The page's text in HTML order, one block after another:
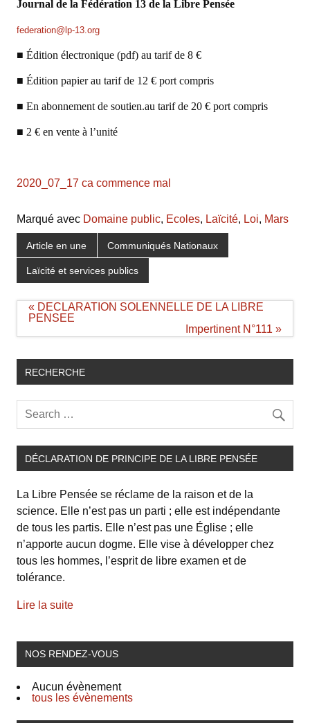
Journal de la Fédération 13 de la Libre Pensée
federation@lp-13.org
■ Édition électronique (pdf) au tarif de 8 €
■ Édition papier au tarif de 12 € port compris
■ En abonnement de soutien.au tarif de 20 € port compris
■ 2 € en vente à l’unité
2020_07_17 ca commence mal
Marqué avec Domaine public, Ecoles, Laïcité, Loi, Mars
Article en une Communiqués Nationaux
Laïcité et services publics
Navigation
de
« DECLARATION SOLENNELLE DE LA LIBRE
PENSEE
Impertinent N°111 »
RECHERCHE
DÉCLARATION DE PRINCIPE DE LA LIBRE PENSÉE
La Libre Pensée se réclame de la raison et de la
science. Elle n’est pas un parti ; elle est indépendante
de tous les partis. Elle n’est pas une Église ; elle
n’apporte aucun dogme. Elle vise à développer chez
tous les hommes, l’esprit de libre examen et de
tolérance.
Lire la suite
NOS RENDEZ-VOUS
Aucun évènement
tous les évènements